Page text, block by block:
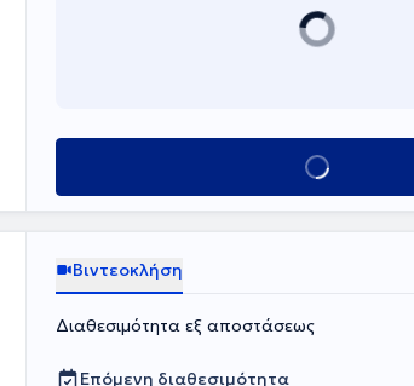
Κλείσε ραντεβού
Βιντεοκλήση
Διαθεσιμότητα εξ αποστάσεως
Επόμενη διαθεσιμότητα